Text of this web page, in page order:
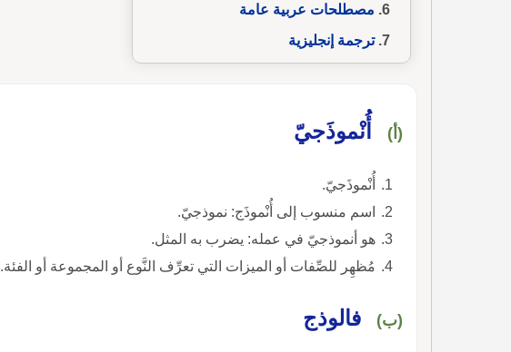
مصطلحات عربية عامة
ترجمة إنجليزية
(أ) أُنْموذَجيّ
أُنْموذَجيّ.
اسم منسوب إلى أُنْموذَج: نموذجيّ.
هو أنموذجيّ في عمله: يضرب به المثل.
مُظهِر للصِّفات أو الميزات التي تعرِّف النَّوع أو المجموعة أو الفئة.
(ب) فالوذج